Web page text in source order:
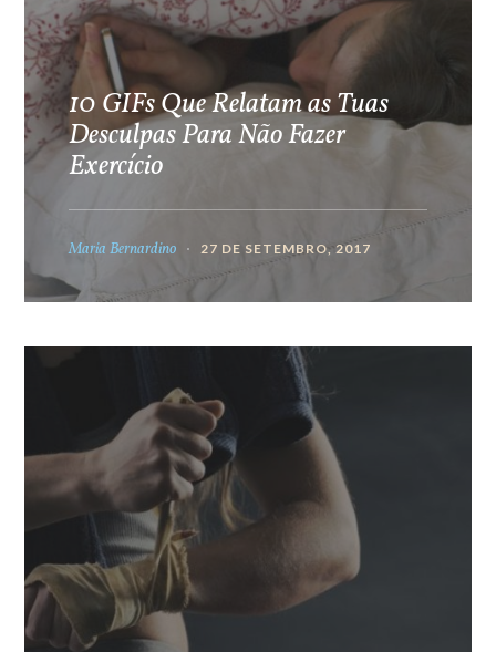
10 GIFs Que Relatam as Tuas
Desculpas Para Não Fazer
Exercício
Maria Bernardino 27 DE SETEMBRO, 2017